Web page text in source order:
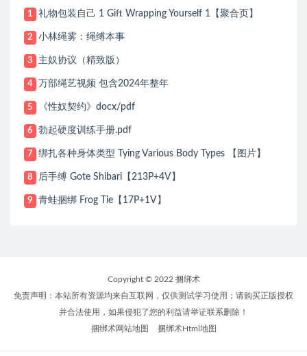
1 礼物包装自己 1 Gift Wrapping Yourself 1【聚合页】
2 小林绳雾：绳缚本事
3 主奴协议（精致版）
4 万部绳艺视频 包含2024年整年
5 《性奴契约》docx/pdf
6 勃起硬度训练手册.pdf
7 绑扎各种身体类型 Tying Various Body Types 【图片】
8 后手缚 Gote Shibari【213P+4V】
9 青蛙捆绑 Frog Tie【17P+1V】
Copyright © 2022 捆绑术
免责声明：本站所有资源均来自互联网，仅供测试学习使用；请购买正版授权
并合法使用，如果侵犯了您的利益请举证联系删除！
捆绑术网站地图
捆绑术Html地图